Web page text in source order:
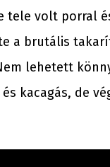
tele volt porral
a brutális
lehetett
kacagás, de